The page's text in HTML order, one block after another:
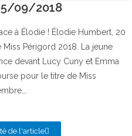
09/2018
à Élodie ! Élodie Humbert, 20
Périgord 2018. La jeune
devant Lucy Cuny et Emma
pour le titre de Miss
de l'article